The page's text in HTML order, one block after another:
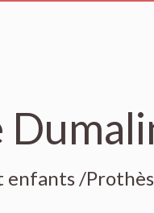
enfants /